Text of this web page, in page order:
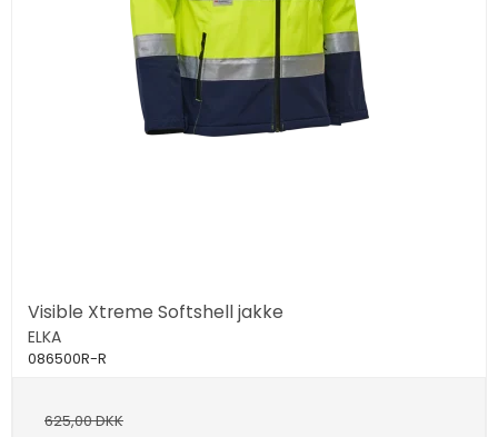
Visible Xtreme Softshell jakke
ELKA
086500R-R
625,00 DKK